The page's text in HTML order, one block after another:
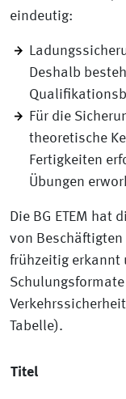
eindeutig:
Deshalb
Für die
theoretische
Fertigkeiten
Übungen
Die BG ETEM hat
von
frühzeitig erkannt
Tabelle).
Titel